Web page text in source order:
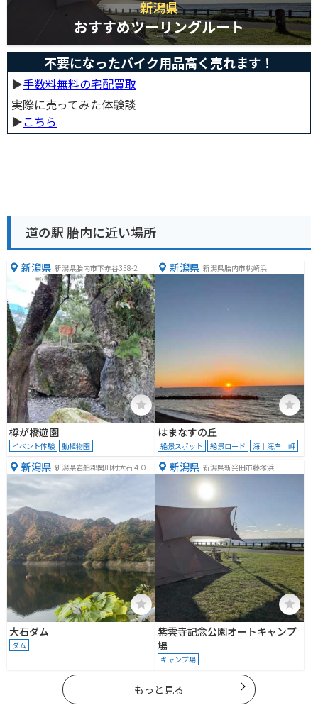
新潟県
おすすめツーリングルート
不要になったバイク用品高く売れます！
▶︎手数料無料の宅配買取
実際に売ってみた体験談
▶︎こちら
道の駅 胎内に近い場所
新潟県 新潟県胎内市下赤谷358-2
樽が橋遊園
イベント体験 動植物園
新潟県 新潟県胎内市桃崎浜
はまなすの丘
絶景スポット 絶景ロード 海｜海岸｜岬
新潟県 新潟県岩船郡関川村大石４０４
大石ダム
ダム
新潟県 新潟県新発田市藤塚浜
紫雲寺記念公園オートキャンプ
場
キャンプ場
もっと見る